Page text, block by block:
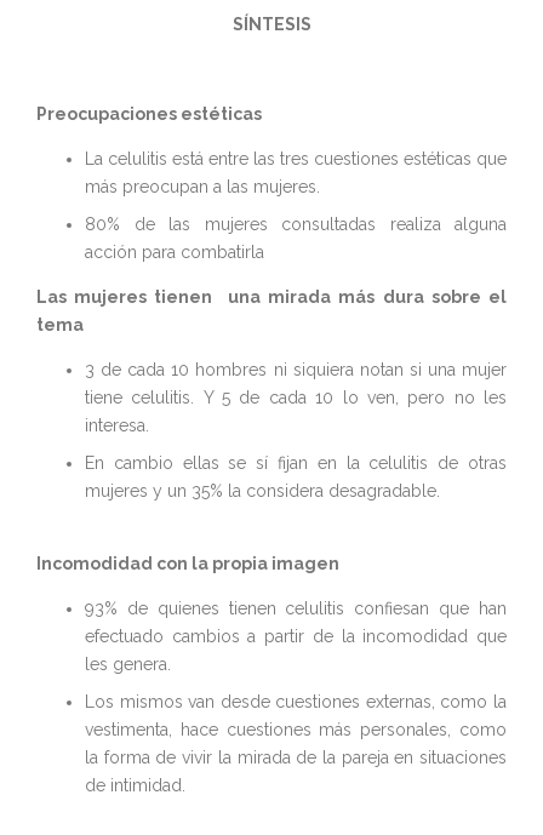
SÍNTESIS
Preocupaciones estéticas
La celulitis está entre las tres cuestiones estéticas que
más preocupan a las mujeres.
80% de las mujeres consultadas realiza alguna
acción para combatirla
Las mujeres tienen una mirada más dura sobre el
tema
3 de cada 10 hombres ni siquiera notan si una mujer
tiene celulitis. Y 5 de cada 10 lo ven, pero no les
interesa.
En cambio ellas se sí fijan en la celulitis de otras
mujeres y un 35% la considera desagradable.
Incomodidad con la propia imagen
93% de quienes tienen celulitis confiesan que han
efectuado cambios a partir de la incomodidad que
les genera.
Los mismos van desde cuestiones externas, como la
vestimenta, hace cuestiones más personales, como
la forma de vivir la mirada de la pareja en situaciones
de intimidad.